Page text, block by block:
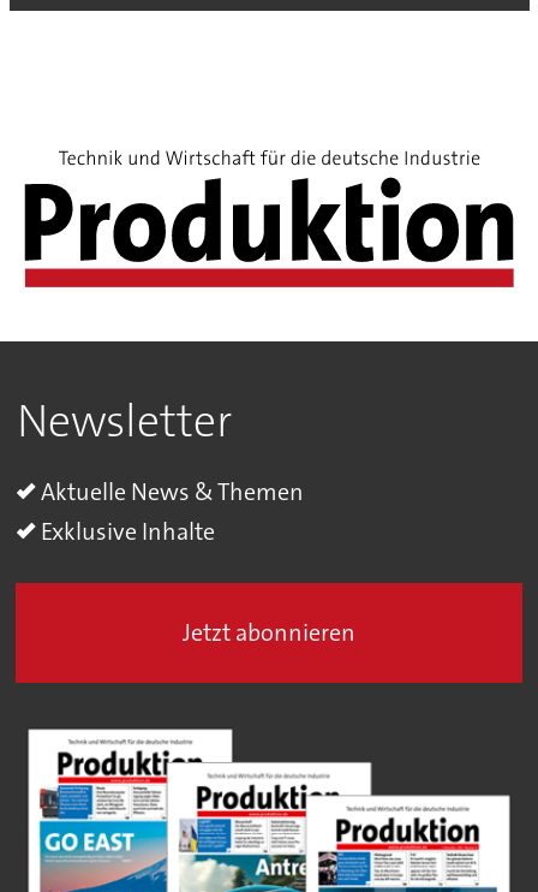
Newsletter
Aktuelle News & Themen
Exklusive Inhalte
Jetzt abonnieren